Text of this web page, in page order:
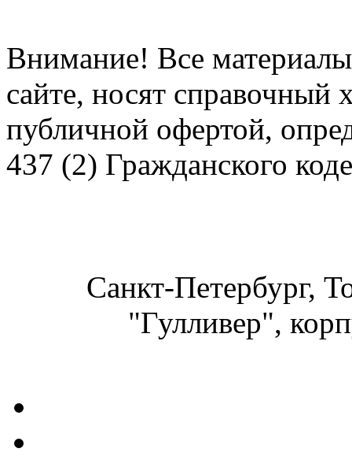
Внимание! Все
сайте, носят справочный
публичной офертой,
437 (2) Гражданского
Санкт-Петербург,
"Гулливер",